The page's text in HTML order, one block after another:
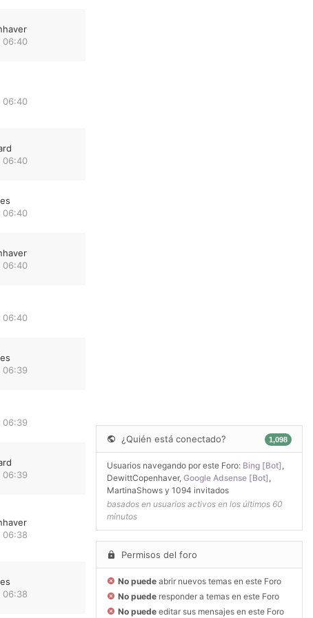
06:40
06:40
06:40
06:40
06:40
06:40
06:39
06:39
06:39
06:38
06:38
¿Quién está conectado? 1,098
Usuarios navegando por este Foro: Bing [Bot]
DewittCopenhaver, Google Adsense [Bot]
MartinaShows y 1094 invitados
basados en usuarios activos en los últimos 60
minutos
Permisos del foro
No puede abrir nuevos temas en este Foro
No puede responder a temas en este Foro
No puede editar sus mensajes en este Foro